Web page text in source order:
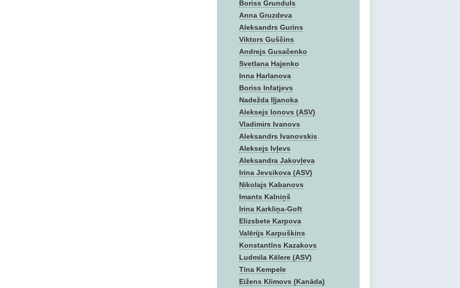
Boriss Grunduls
Anna Gruzdeva
Aleksandrs Gurins
Viktors Guščins
Andrejs Gusačenko
Svetlana Hajenko
Inna Harlanova
Boriss Infatjevs
Nadežda Iļjanoka
Aleksejs Ionovs (ASV)
Vladimirs Ivanovs
Aleksandrs Ivanovskis
Aleksejs Ivļevs
Aleksandra Jakovļeva
Irina Jevsikova (ASV)
Nikolajs Kabanovs
Imants Kalniņš
Irina Karkliņa-Goft
Elizsbete Karpova
Valērijs Karpuškins
Konstantīns Kazakovs
Ludmila Kēlere (ASV)
Tīna Kempele
Eižens Klimovs (Kanāda)